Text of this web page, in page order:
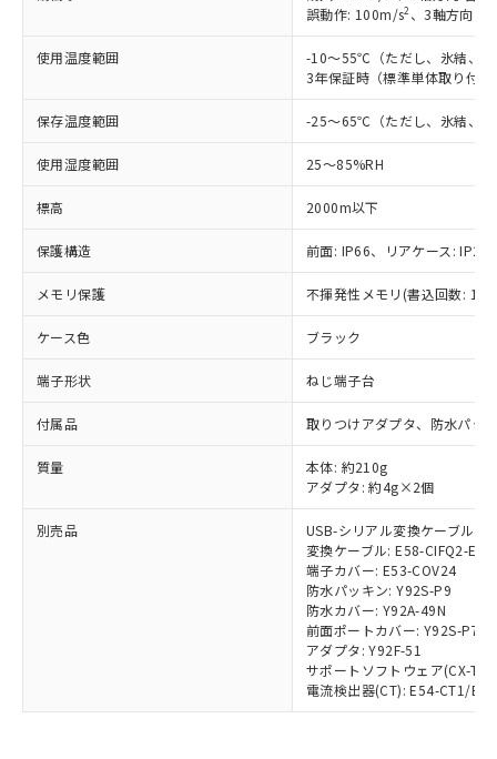
誤動作: 100m/s2 、3軸方向 各
使用温度範囲
-10～55℃（ただし、氷結、
3年保証時（標準単体取り付
保存温度範囲 -25～65℃（ただし、氷結、
使用湿度範囲 25～85%RH
標高 2000m以下
保護構造 前面: IP66、リアケース: IP20
メモリ保護 不揮発性メモリ(書込回数:
ケース色 ブラック
端子形状 ねじ端子台
付属品 取りつけアダプタ、防水パッ
質量
本体: 約210g
アダプタ: 約4g×2個
別売品
USB-シリアル変換ケーブル:
変換ケーブル: E58-CIFQ2-E
端子カバー: E53-COV24
防水パッキン: Y92S-P9
防水カバー: Y92A-49N
前面ポートカバー: Y92S-P7
アダプタ: Y92F-51
サポートソフトウェア(CX-
電流検出器(CT): E54-CT1/
以下の条件をお読みいただき、同意のうえ
本サービスは、当社制御機器事業取扱
商品の当社在庫状況および標準価格
(税抜)を提供させていただくもので
当社制御機器事業取扱商品の中には、
本サービスの対象外となる商品もある
対応済み：EU RoHS指令（10物質）の
非含有に対応した製品が提供可能な商品で
対応予定：EU RoHS指令（10物質）の非含
有に対応した製品に切り替える予定のある
対応予定なし：EU RoHS指令（10物質）の
非含有に非対応の商品で、対応品を出す予
調査・確認中：EU RoHS指令（10物質）の
非含有の対応状況を調査中または確認中の
非該当品：ライセンス料など無形物で、有
害物質有無と関係のない商品です。
仕入先様の事情により、非含有部品として
いたものが、含有品と判明した場合などや
「○」：最大均質材料含有率が中国RoHSの
基準値以下であることを示します。
「×」：最大均質材料含有率が中国RoHSの
基準値を超えていることを示します。
当社は、これら貴社製品のうち、外国